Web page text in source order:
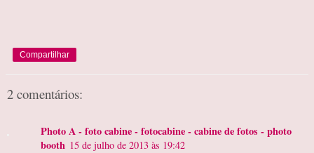
Compartilhar
2 comentários:
Photo A - foto cabine - fotocabine - cabine de fotos - photo
booth 15 de julho de 2013 às 19:42